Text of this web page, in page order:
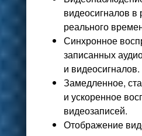
видеосигналов
реального
Синхронное
записанных
и видеосигналов.
Замедленное,
и ускоренное
видеозаписей.
Отображение